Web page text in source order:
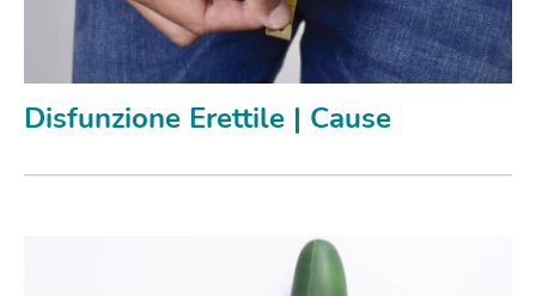
Disfunzione Erettile | Cause